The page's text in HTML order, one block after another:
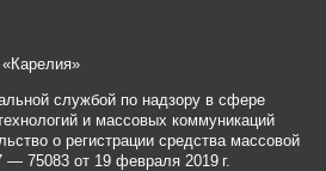
службой по надзору в сфере
и массовых коммуникаций
о регистрации средства массовой
75083 от 19 февраля 2019 г.